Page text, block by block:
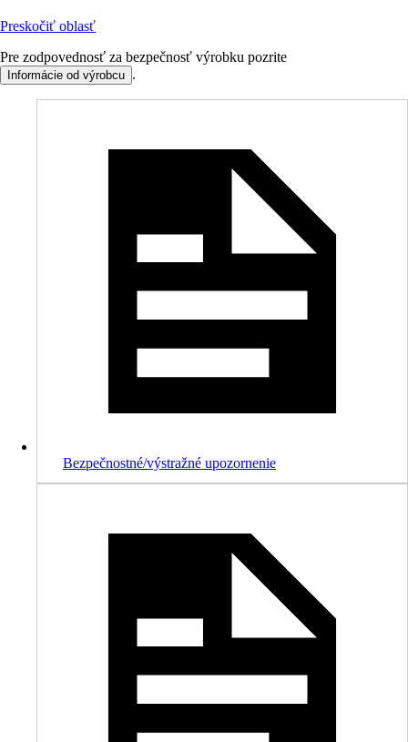
Preskočiť oblasť
Pre zodpovednosť za bezpečnosť výrobku pozrite
Informácie od výrobcu .
Bezpečnostné/výstražné upozornenie